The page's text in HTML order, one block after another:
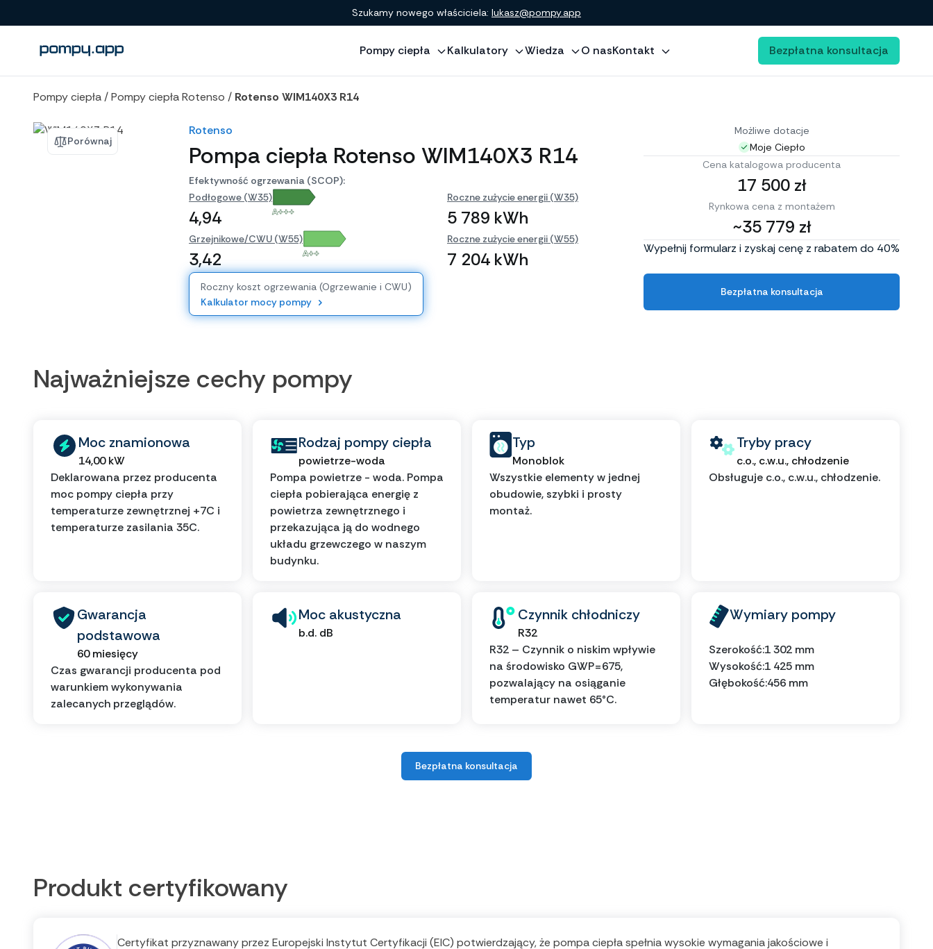
Szukamy nowego właściciela: lukasz@pompy.app
Pompy ciepła Kalkulatory Wiedza O nasKontakt Bezpłatna konsultacja
Pompy ciepła /Pompy ciepła Rotenso / Rotenso WIM140X3 R14
Porównaj
Rotenso
Pompa ciepła Rotenso WIM140X3 R14
Efektywność ogrzewania (SCOP):
Podłogowe (W35)
4,94 A+++
Roczne zużycie energii (W35)
5 789 kWh
Grzejnikowe/CWU (W55)
3,42 A++
Roczne zużycie energii (W55)
7 204 kWh
Roczny koszt ogrzewania (Ogrzewanie i CWU)
Kalkulator mocy pompy
Możliwe dotacje
Moje Ciepło
Cena katalogowa producenta
17 500 zł
Rynkowa cena z montażem
~35 779 zł
Wypełnij formularz i zyskaj cenę z rabatem do 40%
Bezpłatna konsultacja
Najważniejsze cechy pompy
Moc znamionowa
14,00 kW
Deklarowana przez producenta
moc pompy ciepła przy
temperaturze zewnętrznej +7C i
temperaturze zasilania 35C.
Rodzaj pompy ciepła
powietrze-woda
Pompa powietrze - woda. Pompa
ciepła pobierająca energię z
powietrza zewnętrznego i
przekazująca ją do wodnego
układu grzewczego w naszym
budynku.
Typ
Monoblok
Wszystkie elementy w jednej
obudowie, szybki i prosty
montaż.
Tryby pracy
c.o., c.w.u., chłodzenie
Obsługuje c.o., c.w.u., chłodzenie.
Gwarancja
podstawowa
60 miesięcy
Czas gwarancji producenta pod
warunkiem wykonywania
zalecanych przeglądów.
Moc akustyczna
b.d. dB
Czynnik chłodniczy
R32
R32 – Czynnik o niskim wpływie
na środowisko GWP=675,
pozwalający na osiąganie
temperatur nawet 65°C.
Wymiary pompy
Szerokość:1 302 mm
Wysokość:1 425 mm
Głębokość:456 mm
Bezpłatna konsultacja
Produkt certyfikowany
Certyfikat przyznawany przez Europejski Instytut Certyfikacji (EIC) potwierdzający, że pompa ciepła spełnia wysokie wymagania jakościowe i